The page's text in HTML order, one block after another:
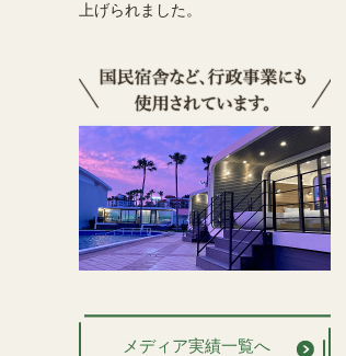
上げられました。
メディア実績一覧へ